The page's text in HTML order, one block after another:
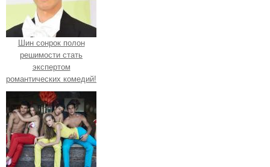
Шин сонрок полон
решимости стать
экспертом
романтических комедий!